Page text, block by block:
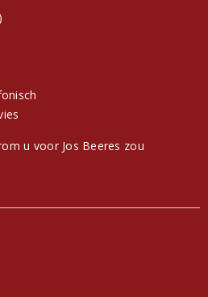
u voor Jos Beeres zou